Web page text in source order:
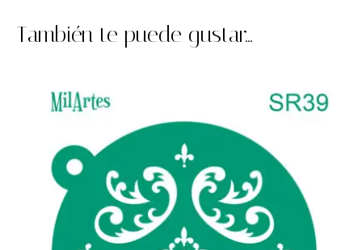
También te puede gustar...